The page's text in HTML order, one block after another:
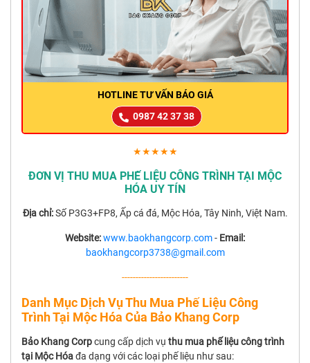
HOTLINE TƯ VẤN BÁO GIÁ
0987 42 37 38
★★★★★
ĐƠN VỊ THU MUA PHẾ LIỆU CÔNG TRÌNH TẠI MỘC
HÓA UY TÍN
Địa chỉ:Số P3G3+FP8, Ấp cá đá, Mộc Hóa, Tây Ninh, Việt Nam.
Website:www.baokhangcorp.com- Email:
baokhangcorp3738@gmail.com
------------------------
Danh Mục Dịch Vụ Thu Mua Phế Liệu Công
Trình Tại Mộc Hóa Của Bảo Khang Corp
Bảo Khang Corpcung cấp dịch vụ thu mua phế liệu công trình
tại Mộc Hóađa dạng với các loại phế liệu như sau: